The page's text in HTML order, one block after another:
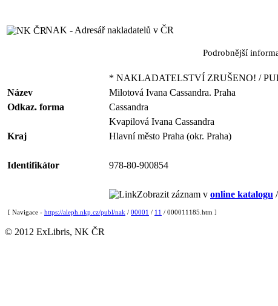
NAK - Adresář nakladatelů v ČR
Podrobnější
* NAKLADATELSTVÍ ZRUŠENO! /
Název
Milotová Ivana Cassandra. Praha
Odkaz. forma
Cassandra
Kvapilová Ivana Cassandra
Kraj
Hlavní město Praha (okr. Praha)
Identifikátor 978-80-900854
Zobrazit záznam v online katalogu
[ Navigace - https://aleph.nkp.cz/publ/nak / 00001 / 11 / 000011185.htm ]
© 2012 ExLibris, NK ČR